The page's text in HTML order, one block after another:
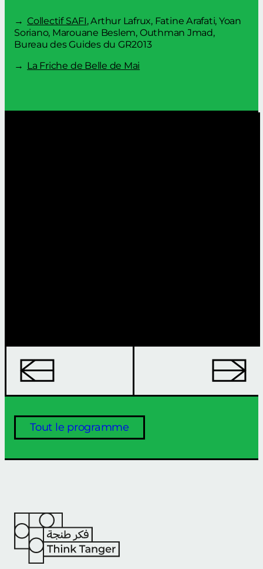
Collectif SAFI, Arthur Lafrux, Fatine Arafati, Yoan
Soriano, Marouane Beslem, Outhman Jmad,
Bureau des Guides du GR2013
La Friche de Belle de Mai
Tout le programme